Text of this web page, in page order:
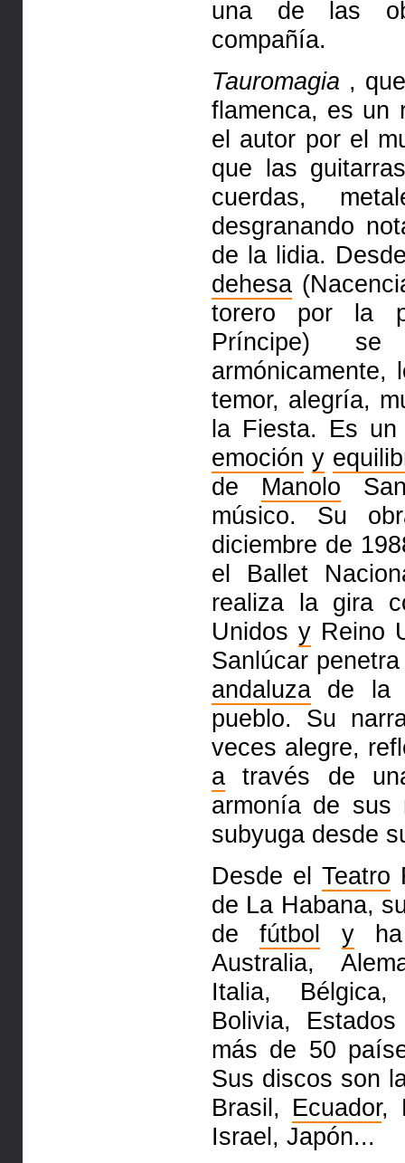
una de las
compañía.
Tauromagia ,
flamenca, es un
el autor por el
que las
cuerdas,
desgranando
de la lidia.
dehesa
torero por la
Príncipe) se
armónicamente,
temor, alegría,
la Fiesta. Es
emoción y
de Manolo
músico. Su
diciembre de
el Ballet
realiza la gira
Unidosy Reino
Sanlúcar
andaluza de
pueblo. Su
veces alegre,
a través de
armonía de
subyuga desde
Desde elTeatro
de La Habana,
defútbol yha
Australia,
Italia,
Bolivia,
más de 50
Sus discos son
Brasil, Ecuador,
Israel, Japón...